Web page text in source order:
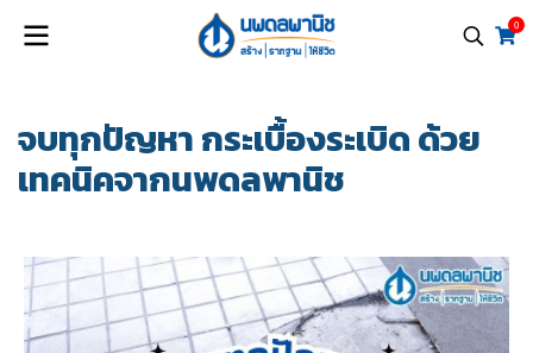
0
จบทุกปัญหา กระเบื้องระเบิด ด้วย
เทคนิคจากนพดลพานิช